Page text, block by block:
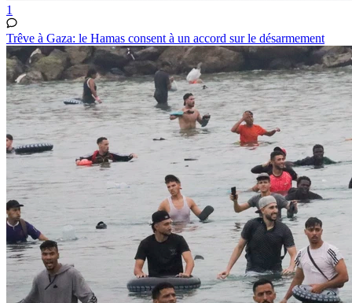
1
Trêve à Gaza: le Hamas consent à un accord sur le désarmement